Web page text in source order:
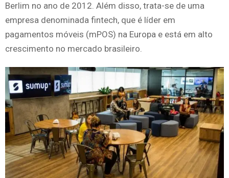
Berlim no ano de 2012. Além disso, trata-se de uma
empresa denominada fintech, que é líder em
pagamentos móveis (mPOS) na Europa e está em alto
crescimento no mercado brasileiro.